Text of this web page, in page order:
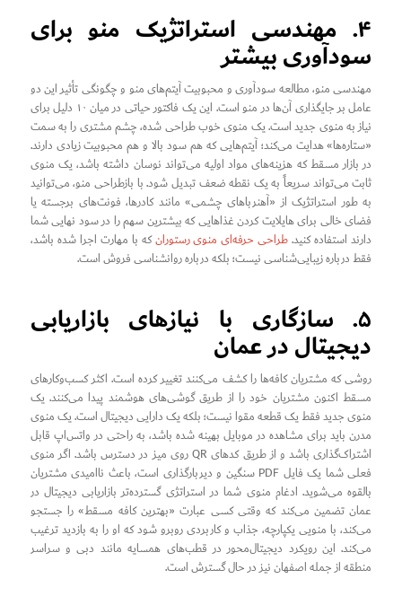
۴. مهندسی استراتژیک منو برای
سودآوری بیشتر
مهندسی منو، مطالعه سودآوری و محبوبیت آیتم‌های منو و چگونگی تأثیر این دو
عامل بر جایگذاری آن‌ها در منو است. این یک فاکتور حیاتی در میان ۱۰ دلیل برای
نیاز به منوی جدید است. یک منوی خوب طراحی شده، چشم مشتری را به سمت
«ستاره‌ها» هدایت می‌کند؛ آیتم‌هایی که هم سود بالا و هم محبوبیت زیادی دارند.
در بازار مسقط که هزینه‌های مواد اولیه می‌تواند نوسان داشته باشد، یک منوی
ثابت می‌تواند سریعاً به یک نقطه ضعف تبدیل شود. با بازطراحی منو، می‌توانید
به طور استراتژیک از «آهنرباهای چشمی» مانند کادرها، فونت‌های برجسته یا
فضای خالی برای هایلایت کردن غذاهایی که بیشترین سهم را در سود نهایی شما
دارند استفاده کنید.طراحی حرفه‌ای منوی رستورانکه با مهارت اجرا شده باشد،
فقط درباره زیبایی‌شناسی نیست؛ بلکه درباره روانشناسی فروش است.
۵. سازگاری با نیازهای بازاریابی
دیجیتال در عمان
روشی که مشتریان کافه‌ها را کشف می‌کنند تغییر کرده است. اکثر کسب‌وکارهای
مسقط اکنون مشتریان خود را از طریق گوشی‌های هوشمند پیدا می‌کنند. یک
منوی جدید فقط یک قطعه مقوا نیست؛ بلکه یک دارایی دیجیتال است. یک منوی
مدرن باید برای مشاهده در موبایل بهینه شده باشد، به راحتی در واتس‌اپ قابل
اشتراک‌گذاری باشد و از طریق کدهای QR روی میز در دسترس باشد. اگر منوی
فعلی شما یک فایل PDF سنگین و دیربارگذاری است، باعث ناامیدی مشتریان
بالقوه می‌شوید. ادغام منوی شما در استراتژی گسترده‌تر بازاریابی دیجیتال در
عمان تضمین می‌کند که وقتی کسی عبارت «بهترین کافه مسقط» را جستجو
می‌کند، با منویی یکپارچه، جذاب و کاربردی روبرو شود که او را به بازدید ترغیب
می‌کند. این رویکرد دیجیتال‌محور در قطب‌های همسایه مانند دبی و سراسر
منطقه از جمله اصفهان نیز در حال گسترش است.